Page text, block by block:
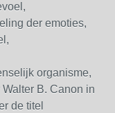
der emoties,
organisme,
B. Canon in
de titel